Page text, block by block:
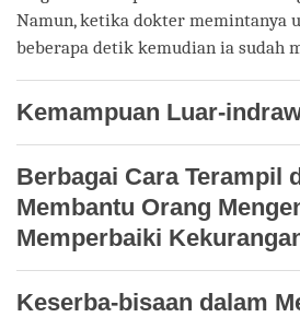
Namun, ketika dokter memintanya
beberapa detik kemudian ia sudah
Kemampuan Luar-
Berbagai Cara Terampil
Membantu Orang
Memperbaiki
Keserba-bisaan dalam